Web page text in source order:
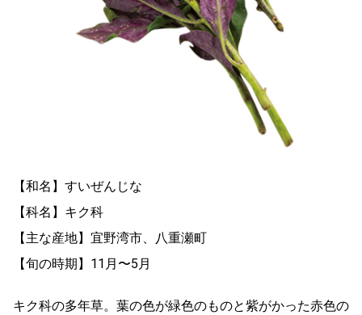
【和名】すいぜんじな
【科名】キク科
【主な産地】宜野湾市、八重瀬町
【旬の時期】11月〜5月
キク科の多年草。葉の色が緑色のものと紫がかった赤色の